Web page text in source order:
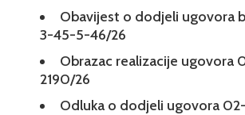
Obavijest o dodjeli ugovora
3-45-5-46/26
Obrazac realizacije ugovora
2190/26
Odluka o dodjeli ugovora